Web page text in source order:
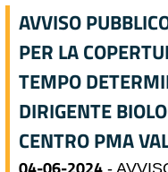
AVVISO
PER LA
TEMPO
DIRIGENTE
CENTRO PMA
-